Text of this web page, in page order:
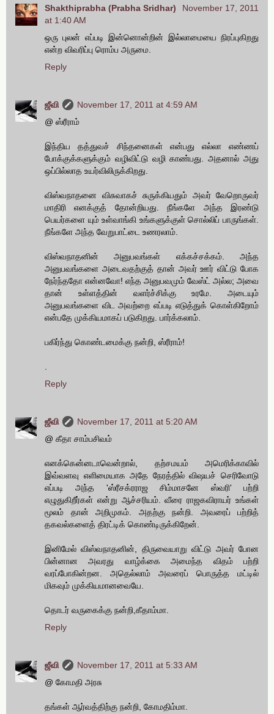
Shakthiprabha (Prabha Sridhar)
November 17, 2011
at 1:40 AM
ஒரு புலன் எப்படி இன்னொன்றின் இல்லாமையை நிரப்புகிறது
என்ற விவரிப்பு ரொம்ப அருமை.
Reply
ஜீவி
November 17, 2011 at 4:59 AM
@ ஸ்ரீராம்
இந்திய தத்துவச் சிந்தனைகள் என்பது எல்லா எண்ணப்
போக்குக்களுக்கும் வழிவிட்டு வழி காண்பது. அதனால் அது
ஒப்பில்லாத உயர்விலிருக்கிறது.
விஸ்வநாதனை விசுவாகச் சுருக்கியதும் அவர் வேறொருவர்
மாதிரி எனக்குத் தோன்றியது. நீங்களே அந்த இரண்டு
பெயர்களை யும் உள்வாங்கி உங்களுக்குள் சொல்லிப் பாருங்கள்.
நீங்களே அந்த வேறுபாட்டை உணரலாம்.
விஸ்வநாதனின் அனுபவங்கள் எக்கச்சக்கம். அந்த
அனுபவங்களை அடைவதற்குத் தான் அவர் ஊர் விட்டு போக
நேர்ந்ததோ என்னவோ! எந்த அனுபவமும் வேஸ்ட் அல்ல; அவை
தான் உள்ளத்தின் வளர்ச்சிக்கு உரமே. அடையும்
அனுபவங்களை விட அவற்றை எப்படி எடுத்துக் கொள்கிறோம்
என்பதே முக்கியமாகப் படுகிறது. பார்க்கலாம்.
பகிர்ந்து கொண்டமைக்கு நன்றி, ஸ்ரீராம்!
Reply
ஜீவி
November 17, 2011 at 5:20 AM
@ கீதா சாம்பசிவம்
எனக்கென்னடாவென்றால், தற்சமயம் அமெரிக்காவில்
இவ்வளவு எளிமையாக அதே நேரத்தில் விஷயச் செரிவோடு
எப்படி அந்த 'ஸ்ரீசக்ரராஜ சிம்மாசனே ஸ்வரி' பற்றி
எழுதுகிறீர்கள் என்று ஆச்சரியம். வீரை ராஜகவிராயர் உங்கள்
மூலம் தான் அறிமுகம். அதற்கு நன்றி. அவரைப் பற்றித்
தகவல்களைத் திரட்டிக் கொண்டிருக்கிறேன்.
இனிமேல் விஸ்வநாதனின், திருவையாறு விட்டு அவர் போன
பின்னான அவரது வாழ்க்கை அமைந்த விதம் பற்றி
வரப்போகின்றன. அதெல்லாம் அவரைப் பொருத்த மட்டில்
மிகவும் முக்கியமானவையே.
தொடர் வருகைக்கு நன்றி,கீதாம்மா.
Reply
ஜீவி
November 17, 2011 at 5:33 AM
@ கோமதி அரசு
தங்கள் ஆர்வத்திற்கு நன்றி, கோமதிம்மா.